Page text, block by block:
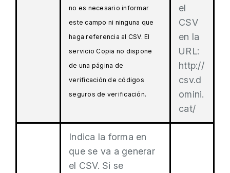
no es necesario informar
este campo ni ninguna que
haga referencia al CSV. El
servicio Copia no dispone
de una página de
verificación de códigos
seguros de verificación.
el
CSV
en la
URL:
http://
csv.d
omini.
cat/
Indica la forma en
que se va a generar
el CSV. Si se